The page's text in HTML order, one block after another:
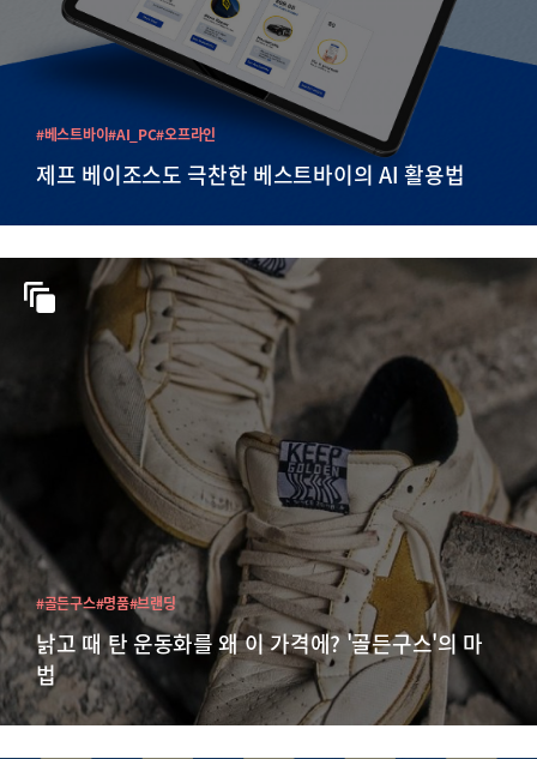
제프 베이조스도 극찬한 베스트바이의 AI 활용법
#베스트바이#AI_PC#오프라인
낡고 때 탄 운동화를 왜 이 가격에? '골든구스'의 마
법
#골든구스#명품#브랜딩